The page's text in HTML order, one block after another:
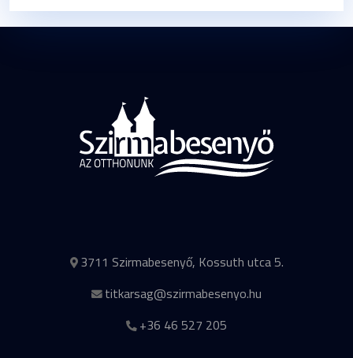
3711 Szirmabesenyő, Kossuth utca 5.
titkarsag@szirmabesenyo.hu
+36 46 527 205